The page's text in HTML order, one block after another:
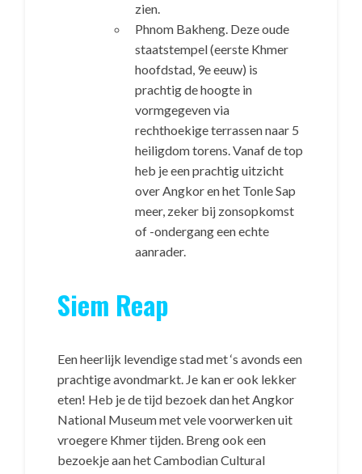
zien.
Phnom Bakheng. Deze oude
staatstempel (eerste Khmer
hoofdstad, 9e eeuw) is
prachtig de hoogte in
vormgegeven via
rechthoekige terrassen naar 5
heiligdom torens. Vanaf de top
heb je een prachtig uitzicht
over Angkor en het Tonle Sap
meer, zeker bij zonsopkomst
of -ondergang een echte
aanrader.
Siem Reap
Een heerlijk levendige stad met ‘s avonds een
prachtige avondmarkt. Je kan er ook lekker
eten! Heb je de tijd bezoek dan het Angkor
National Museum met vele voorwerken uit
vroegere Khmer tijden. Breng ook een
bezoekje aan het Cambodian Cultural